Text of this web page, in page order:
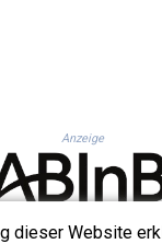
dieser Website
JMD
JOD
JPY
KES
KGS
Anzeige